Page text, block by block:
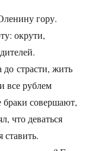
гору.
окрути,
страсти, жить
все рублем
совершают,
что деваться